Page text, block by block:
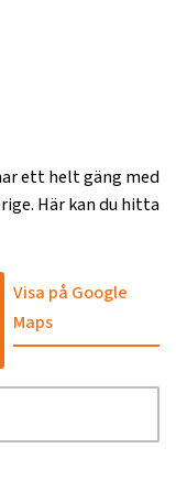
ett helt gäng med
Här kan du hitta
Visa på Google
Maps